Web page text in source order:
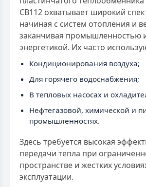
CB112 охватывает широкий
начиная с систем отопления и
заканчивая промышленностью
энергетикой. Их часто
Кондиционирования воздуха;
Для горячего водоснабжения;
В тепловых насосах и
Нефтегазовой, химической и
промышленностях.
Здесь требуется высокая
передачи тепла при
пространстве и жестких
эксплуатации.